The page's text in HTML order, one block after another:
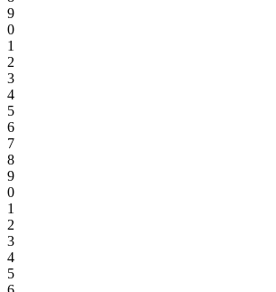
9
0
1
2
3
4
5
6
7
8
9
0
1
2
3
4
5